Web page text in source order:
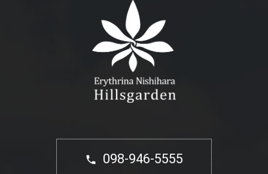
098-946-5555